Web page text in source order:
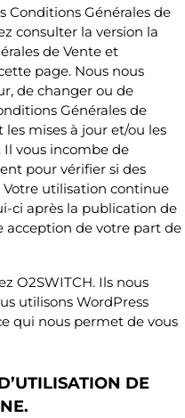
Conditions Générales de
consulter la version la
de Vente et
page. Nous nous
de changer ou de
Générales de
mises à jour et/ou les
vous incombe de
pour vérifier si des
utilisation continue
ci après la publication de
de votre part de
O2SWITCH. Ils nous
utilisons WordPress
qui nous permet de vous
DE